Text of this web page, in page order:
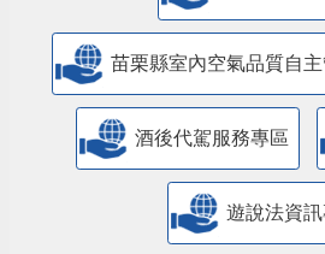
苗栗縣室內空氣品質自
酒後代駕服務專區
遊說法資